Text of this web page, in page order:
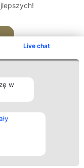
Live chat
w
Kontakt
Kontakt